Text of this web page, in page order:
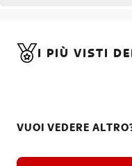
I PIÙ VISTI
VUOI VEDERE